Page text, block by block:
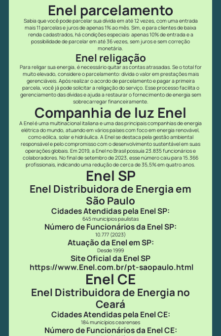
Enel parcelamento
Sabia que você pode parcelar sua dívida em até 12 vezes, com uma entrada
mais 11 parcelas e juros de apenas 1% ao mês. Sim, e para clientes de baixa
renda cadastrados, há condições especiais: apenas 10% de entrada e a
possibilidade de parcelar em até 36 vezes, sem juros e sem correção
monetária.
Enel religação
Para religar sua energia, é necessário quitar as contas atrasadas. Se o total for
muito elevado, considere o parcelamento: dívida o valor em prestações mais
gerenciáveis. Após realizar o acordo de parcelamento e pagar a primeira
parcela, você já pode solicitar a religação do serviço. Esse processo facilita o
gerenciamento das dívidas e ajuda a restaurar o fornecimento de energia sem
sobrecarregar financeiramente.
Companhia de luz Enel
A Enel é uma multinacional italiana e uma das principais companhias de energia
elétrica do mundo, atuando em vários países com foco em energia renovável,
como eólica, solar e hidráulica. A Enel se destaca pela gestão ambiental
responsável e pelo compromisso com o desenvolvimento sustentável em suas
operações globais. Em 2019, a Enel no Brasil possuía 23.835 funcionários e
colaboradores. No final de setembro de 2023, esse número caiu para 15.366
profissionais, indicando uma redução de cerca de 35,5% em quatro anos.
Enel SP
Enel Distribuidora de Energia em
São Paulo
Cidades Atendidas pela Enel SP:
645 municípios paulistas
Número de Funcionários da Enel SP:
10.777 (2023)
Atuação da Enel em SP:
Desde 1999
Site Oficial da Enel SP
https://www.Enel.com.br/pt-saopaulo.html
Enel CE
Enel Distribuidora de Energia no
Ceará
Cidades Atendidas pela Enel CE:
184 municípios cearenses
Número de Funcionários da Enel CE: